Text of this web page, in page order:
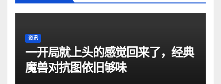
资讯
一开局就上头的感觉回来了，经典
魔兽对抗图依旧够味